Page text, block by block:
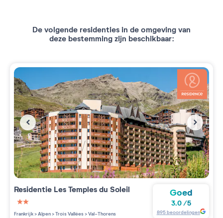
De volgende residenties in de omgeving van
deze bestemming zijn beschikbaar:
Residentie Les Temples du Soleil
2 étoiles sur 5
Frankrijk>Alpen>Trois Vallées>Val-Thorens
Goed
3.0 /5
895beoordelingen